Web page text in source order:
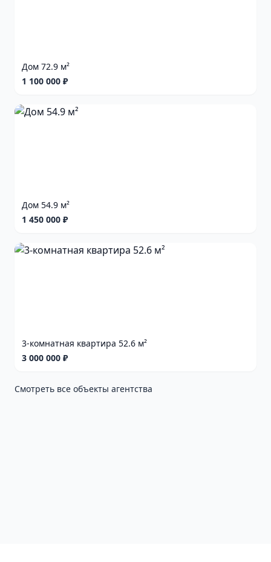
Дом 72.9 м²
1 100 000 ₽
Дом 54.9 м²
1 450 000 ₽
3-комнатная квартира 52.6 м²
3 000 000 ₽
Смотреть все объекты агентства